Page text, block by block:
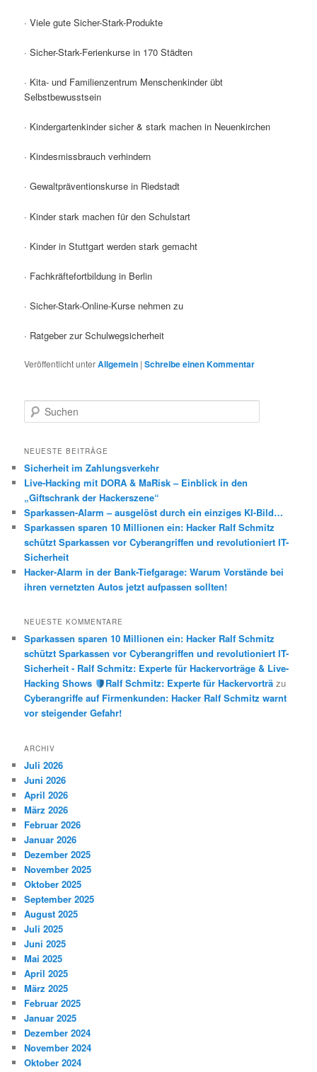
· Viele gute Sicher-Stark-Produkte
· Sicher-Stark-Ferienkurse in 170 Städten
· Kita- und Familienzentrum Menschenkinder übt
Selbstbewusstsein
· Kindergartenkinder sicher & stark machen in Neuenkirchen
· Kindesmissbrauch verhindern
· Gewaltpräventionskurse in Riedstadt
· Kinder stark machen für den Schulstart
· Kinder in Stuttgart werden stark gemacht
· Fachkräftefortbildung in Berlin
· Sicher-Stark-Online-Kurse nehmen zu
· Ratgeber zur Schulwegsicherheit
Veröffentlicht unterAllgemein |Schreibe einen Kommentar
u
h
n
NEUESTE BEITRÄGE
Sicherheit im Zahlungsverkehr
Live-Hacking mit DORA & MaRisk – Einblick in den
„Giftschrank der Hackerszene“
Sparkassen-Alarm – ausgelöst durch ein einziges KI-Bild…
Sparkassen sparen 10 Millionen ein: Hacker Ralf Schmitz
schützt Sparkassen vor Cyberangriffen und revolutioniert IT-
Sicherheit
Hacker-Alarm in der Bank-Tiefgarage: Warum Vorstände bei
ihren vernetzten Autos jetzt aufpassen sollten!
NEUESTE KOMMENTARE
Sparkassen sparen 10 Millionen ein: Hacker Ralf Schmitz
schützt Sparkassen vor Cyberangriffen und revolutioniert IT-
Sicherheit - Ralf Schmitz: Experte für Hackervorträge & Live-
Hacking Shows
Ralf Schmitz: Experte für Hackervorträzu
Cyberangriffe auf Firmenkunden: Hacker Ralf Schmitz warnt
vor steigender Gefahr!
ARCHIV
Juli 2026
Juni 2026
April 2026
März 2026
Februar 2026
Januar 2026
Dezember 2025
November 2025
Oktober 2025
September 2025
August 2025
Juli 2025
Juni 2025
Mai 2025
April 2025
März 2025
Februar 2025
Januar 2025
Dezember 2024
November 2024
Oktober 2024